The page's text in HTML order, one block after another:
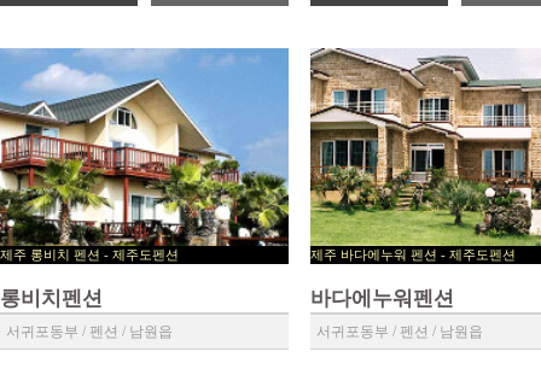
제주 롱비치 펜션 - 제주도펜션
롱비치펜션
서귀포동부 / 펜션 / 남원읍
제주 바다에누워 펜션 - 제
바다에누워펜션
서귀포동부 / 펜션 / 남원읍